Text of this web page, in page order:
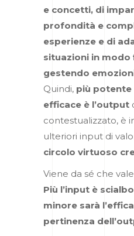
e concetti, di
profondità e
esperienze e di
situazioni in modo
gestendo
Quindi, più potente
efficace è l’output
contestualizzato, è
ulteriori input di
circolo virtuoso
Viene da sé che
Più l’input è
minore sarà
pertinenza